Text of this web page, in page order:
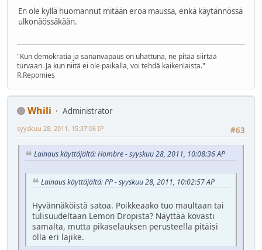
En ole kyllä huomannut mitään eroa maussa, enkä käytännössä
ulkonäössäkään.
"Kun demokratia ja sananvapaus on uhattuna, ne pitää siirtää
turvaan. Ja kun niitä ei ole paikalla, voi tehdä kaikenlaista."
R.Repomies
Whili
Administrator
#63
syyskuu 28, 2011, 15:37:06 IP
Lainaus käyttäjältä: Hombre - syyskuu 28, 2011, 10:08:36 AP
Lainaus käyttäjältä: PP - syyskuu 28, 2011, 10:02:57 AP
Hyvännäköistä satoa. Poikkeaako tuo maultaan tai
tulisuudeltaan Lemon Dropista? Näyttää kovasti
samalta, mutta pikaselauksen perusteella pitäisi
olla eri lajike.